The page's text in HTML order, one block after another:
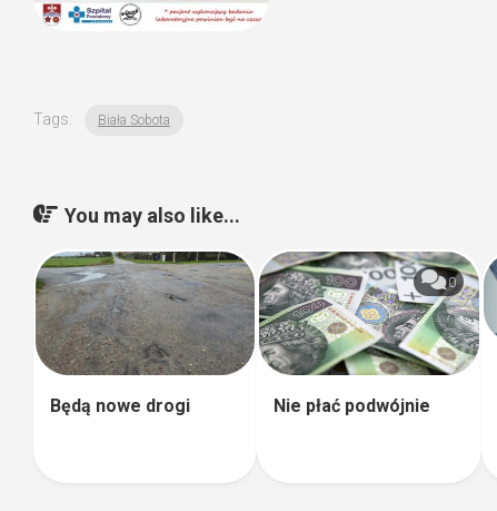
Tags: Biała Sobota
You may also like...
Będą nowe drogi
0
Nie płać podwójnie